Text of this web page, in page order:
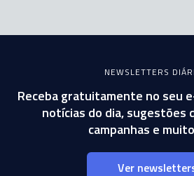
NEWSLETTERS
Receba gratuitamente no seu
notícias do dia, sugestões
campanhas e
Ver